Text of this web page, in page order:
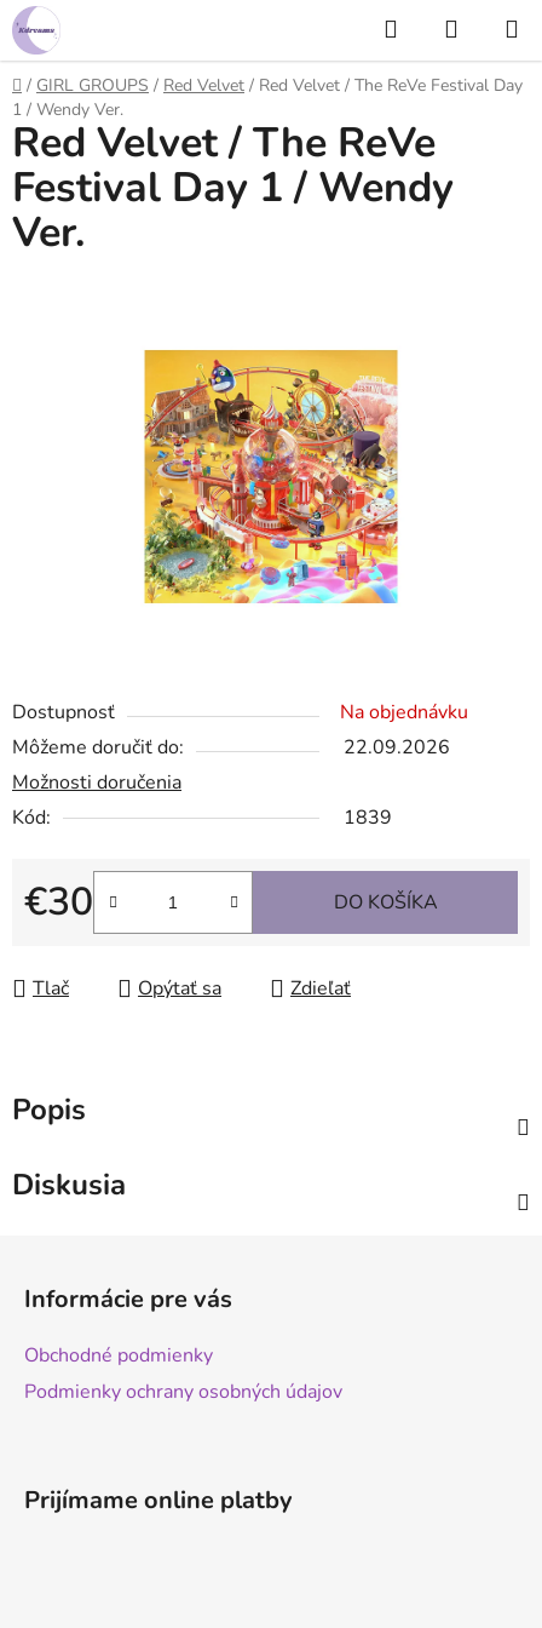
Prejsť
na
obsah
Hľadať
KOŠÍK
Domov
/ GIRL GROUPS / Red Velvet / Red Velvet / The ReVe Festival Day
1 / Wendy Ver.
Dostupnosť
Na objednávku
Môžeme doručiť do:
22.09.2026
Možnosti doručenia
Kód:
1839
€30
Jednotková cena:
DO KOŠÍKA
Tlač Opýtať sa Zdieľať
Red Velvet / The ReVe
Festival Day 1 / Wendy
Ver.
Popis
Diskusia
Informácie pre vás
Obchodné podmienky
Podmienky ochrany osobných údajov
Prijímame online platby